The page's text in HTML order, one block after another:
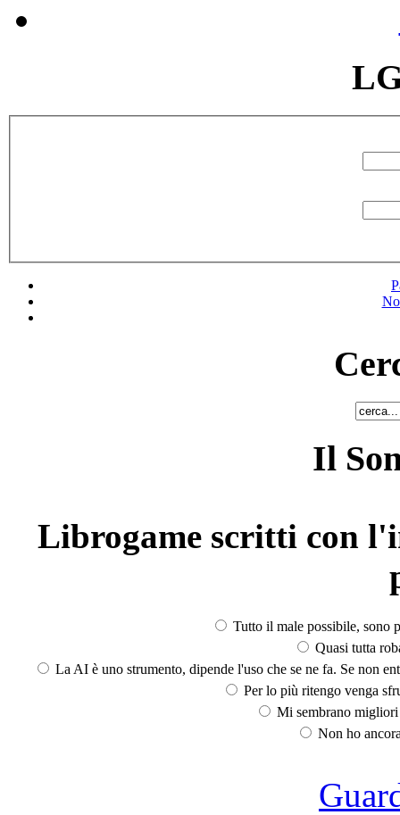
Il
Librogame scritti con
Tutto il male possibile, sono
Quasi tutta
La AI è uno strumento, dipende l'uso che se ne fa. Se non
Per lo più ritengo venga
Mi sembrano
Non ho